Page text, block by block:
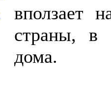
вползает
страны, в
дома.